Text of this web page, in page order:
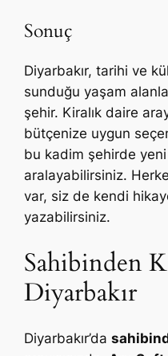
Sonuç
Diyarbakır, tarihi ve
sunduğu yaşam
şehir. Kiralık daire
bütçenize uygun
bu kadim şehirde yeni
aralayabilirsiniz.
var, siz de kendi
yazabilirsiniz.
Sahibinden
Diyarbakır
Diyarbakır’da